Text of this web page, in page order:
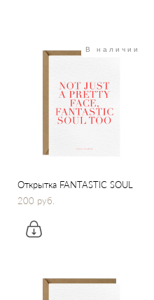
В наличии
Открытка FANTASTIC SOUL
200 pуб.